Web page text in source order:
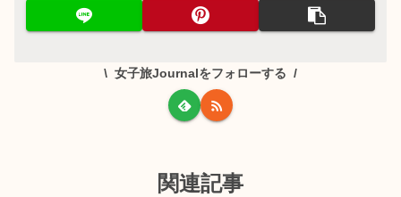
女子旅Journalをフォローする
関連記事